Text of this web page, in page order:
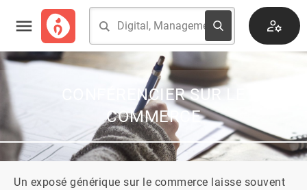
CONFÉRENCIER SUR LE
COMMERCE
Un exposé générique sur le commerce laisse souvent